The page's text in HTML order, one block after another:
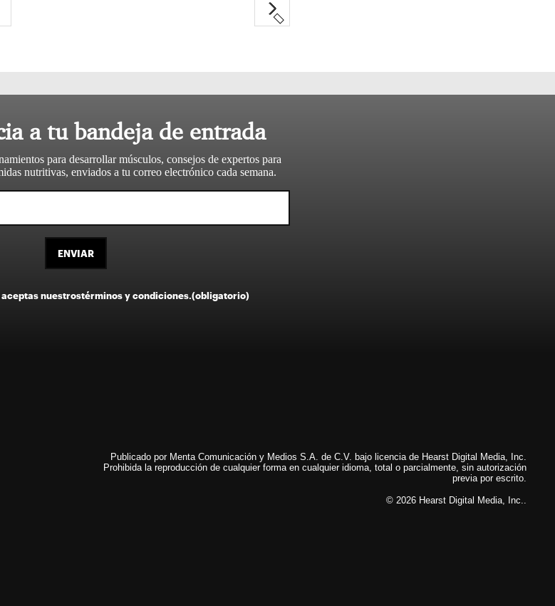
a tu bandeja de entrada
para desarrollar músculos, consejos de expertos para
nutritivas, enviados a tu correo electrónico cada semana.
ENVIAR
nuestrostérminos y condiciones .(obligatorio)
Publicado por Menta Comunicación y Medios S.A. de C.V. bajo licencia de Hearst Digital Media, Inc.
Prohibida la reproducción de cualquier forma en cualquier idioma, total o parcialmente, sin autorización
previa por escrito.
© 2026 Hearst Digital Media, Inc..